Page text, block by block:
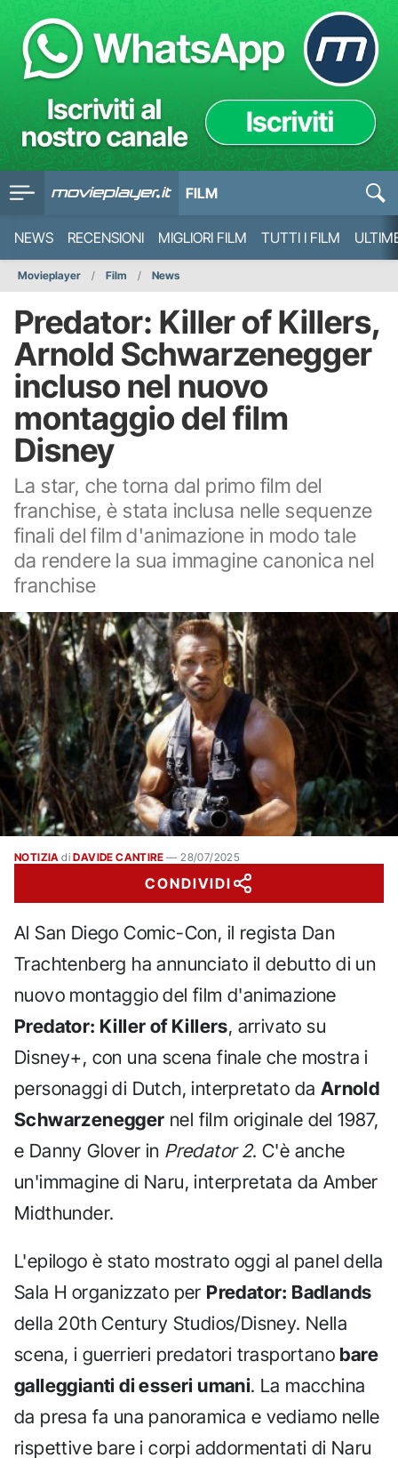
FILM
NEWS RECENSIONI MIGLIORI FILM TUTTI I FILM
Movieplayer Film News
Predator: Killer of Killers,
Arnold Schwarzenegger
incluso nel nuovo
montaggio del film
Disney
La star, che torna dal primo film del
franchise, è stata inclusa nelle sequenze
finali del film d'animazione in modo tale
da rendere la sua immagine canonica nel
franchise
NOTIZIA di DAVIDE CANTIRE —28/07/2025
CONDIVIDI
Al San Diego Comic-Con, il regista Dan
Trachtenberg ha annunciato il debutto di un
nuovo montaggio del film d'animazione
Predator: Killer of Killers, arrivato su
Disney+, con una scena finale che mostra i
personaggi di Dutch, interpretato da Arnold
Schwarzenegger nel film originale del 1987,
e Danny Glover in Predator 2. C'è anche
un'immagine di Naru, interpretata da Amber
Midthunder.
L'epilogo è stato mostrato oggi al panel della
Sala H organizzato per Predator: Badlands
della 20th Century Studios/Disney. Nella
scena, i guerrieri predatori trasportano bare
galleggianti di esseri umani. La macchina
da presa fa una panoramica e vediamo nelle
rispettive bare i corpi addormentati di Naru